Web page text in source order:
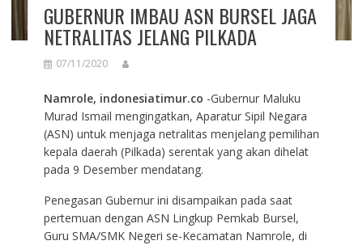
GUBERNUR IMBAU ASN BURSEL JAGA
NETRALITAS JELANG PILKADA
07/11/2020
Namrole, indonesiatimur.co -Gubernur Maluku
Murad Ismail mengingatkan, Aparatur Sipil Negara
(ASN) untuk menjaga netralitas menjelang pemilihan
kepala daerah (Pilkada) serentak yang akan dihelat
pada 9 Desember mendatang.
Penegasan Gubernur ini disampaikan pada saat
pertemuan dengan ASN Lingkup Pemkab Bursel,
Guru SMA/SMK Negeri se-Kecamatan Namrole, di